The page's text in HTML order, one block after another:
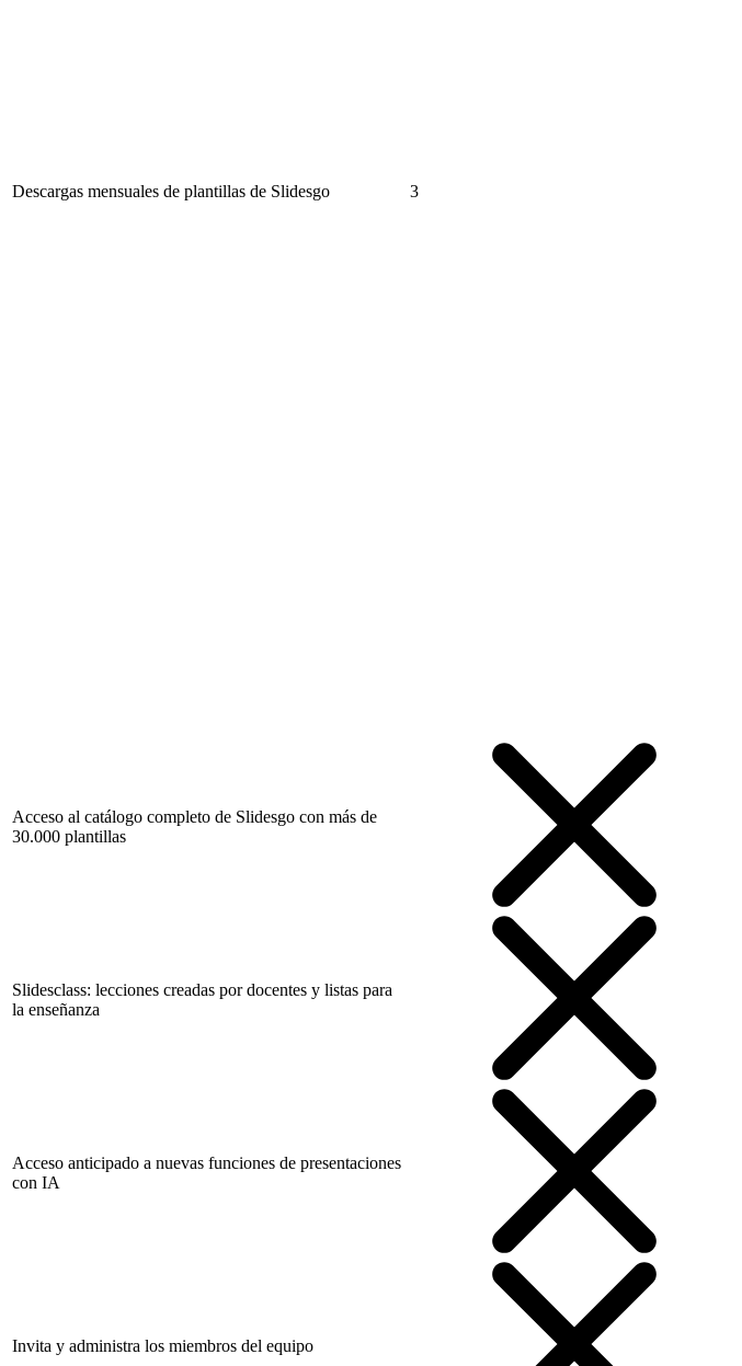
Descargas mensuales de plantillas de Slidesgo 3
Acceso al catálogo completo de Slidesgo con más de
30.000 plantillas
Slidesclass: lecciones creadas por docentes y listas para
la enseñanza
Acceso anticipado a nuevas funciones de presentaciones
con IA
Invita y administra los miembros del equipo